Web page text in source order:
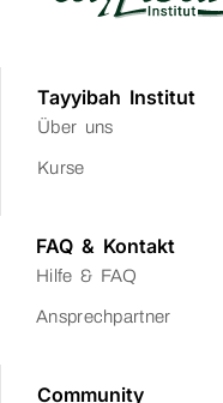
Tayyibah Institut
Über uns
Kurse
FAQ & Kontakt
Hilfe & FAQ
Ansprechpartner
Community